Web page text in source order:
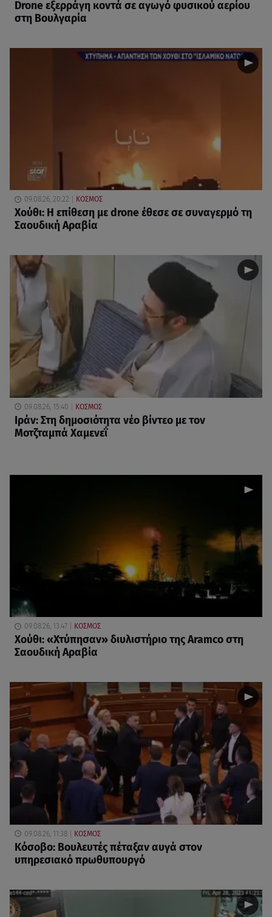
Drone εξερράγη κοντά σε αγωγό φυσικού αερίου
στη Βουλγαρία
09.08.26, 20:22 ΚΟΣΜΟΣ
Χούθι: Η επίθεση με drone έθεσε σε συναγερμό τη
Σαουδική Αραβία
09.08.26, 15:40 ΚΟΣΜΟΣ
Ιράν: Στη δημοσιότητα νέο βίντεο με τον
Μοτζταμπά Χαμενεΐ
09.08.26, 13:47 ΚΟΣΜΟΣ
Χούθι: «Χτύπησαν» διυλιστήριο της Aramco στη
Σαουδική Αραβία
09.08.26, 11:38 ΚΟΣΜΟΣ
Κόσοβο: Βουλευτές πέταξαν αυγά στον
υπηρεσιακό πρωθυπουργό